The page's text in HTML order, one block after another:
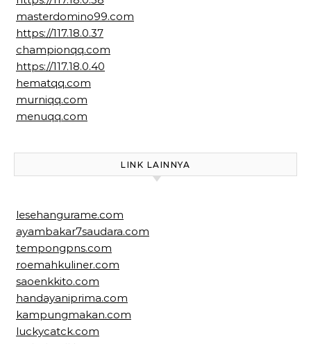
masterdomino99.com
https://117.18.0.37
championqq.com
https://117.18.0.40
hematqq.com
murniqq.com
menuqq.com
LINK LAINNYA
lesehangurame.com
ayambakar7saudara.com
tempongpns.com
roemahkuliner.com
saoenkkito.com
handayaniprima.com
kampungmakan.com
luckycatck.com